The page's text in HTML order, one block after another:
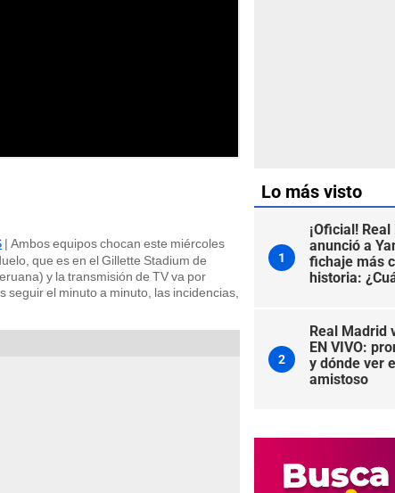
2026. | Foto: AFP
| Ambos equipos chocan este miércoles
que es en el Gillette Stadium de
y la transmisión de TV va por
seguir el minuto a minuto, las incidencias,
Lo más visto
1
¡Oficial!
anunció a
fichaje más
historia:
2
Real Madrid
EN VIVO:
y dónde ver
amistoso